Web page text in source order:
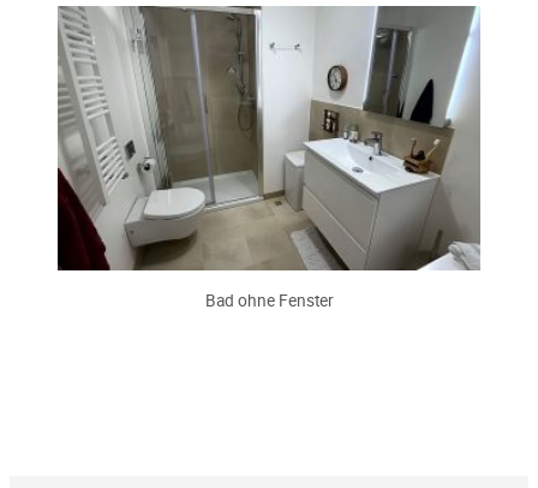
Bad ohne Fenster